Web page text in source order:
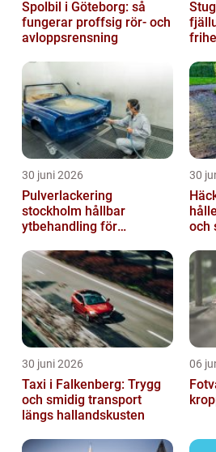
Spolbil i Göteborg: så
fungerar proffsig rör- och
avloppsrensning
30 juni 2026
Pulverlackering
stockholm hållbar
ytbehandling för
30
och
30 juni 2026
Taxi i Falkenberg: Trygg
och smidig transport
längs hallandskusten
06